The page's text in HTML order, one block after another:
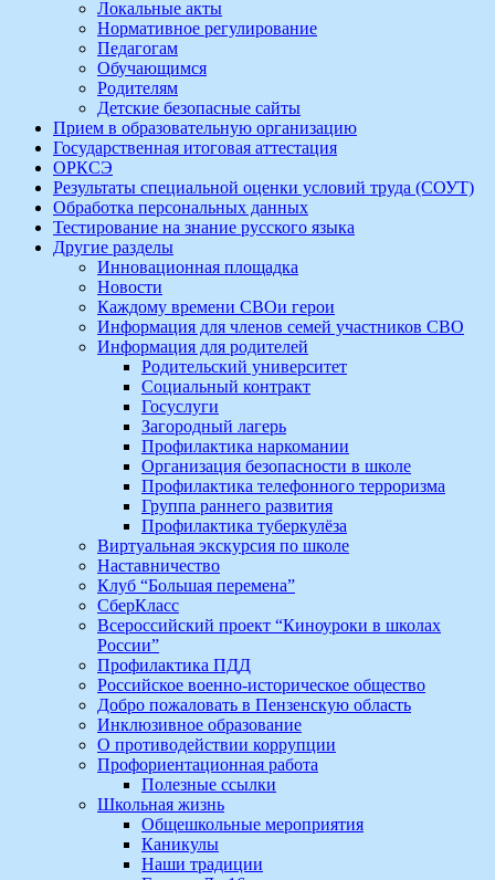
Локальные акты
Нормативное регулирование
Педагогам
Обучающимся
Родителям
Детские безопасные сайты
Прием в образовательную организацию
Государственная итоговая аттестация
ОРКСЭ
Результаты специальной оценки условий труда (СОУТ)
Обработка персональных данных
Тестирование на знание русского языка
Другие разделы
Инновационная площадка
Новости
Каждому времени СВОи герои
Информация для членов семей участников СВО
Информация для родителей
Родительский университет
Социальный контракт
Госуслуги
Загородный лагерь
Профилактика наркомании
Организация безопасности в школе
Профилактика телефонного терроризма
Группа раннего развития
Профилактика туберкулёза
Виртуальная экскурсия по школе
Наставничество
Клуб “Большая перемена”
СберКласс
Всероссийский проект “Киноуроки в школах
России”
Профилактика ПДД
Российское военно-историческое общество
Добро пожаловать в Пензенскую область
Инклюзивное образование
О противодействии коррупции
Профориентационная работа
Полезные ссылки
Школьная жизнь
Общешкольные мероприятия
Каникулы
Наши традиции